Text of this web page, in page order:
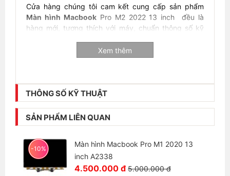
Cửa hàng chúng tôi cam kết cung cấp sản phẩm
Màn hình MacbookPro M2 2022 13 inch đều là
hàng mới, tương thích với máy, chuẩn thông số kỹ
Hải Đăng Laptop
sẵn sàng phục vụ khách có nhu cầu mua màn bất
Bảo hành màn hình
M2 2022 13 inch:
- Thời hạn bảo hành 3 tháng
- 1 đổi 1 nếu phát sinh lỗi và không đúng mẫu mã
- Trường hợp không nhận bảo hành: màn hình không
còn nguyên vẹn, bị dính nước, không có hoặc rách
Xem thêm
THÔNG SỐ KỸ THUẬT
SẢN PHẨM LIÊN QUAN
-10%
Màn hình Macbook Pro M1 2020 13
inch A2338
4.500.000 đ 5.000.000 đ